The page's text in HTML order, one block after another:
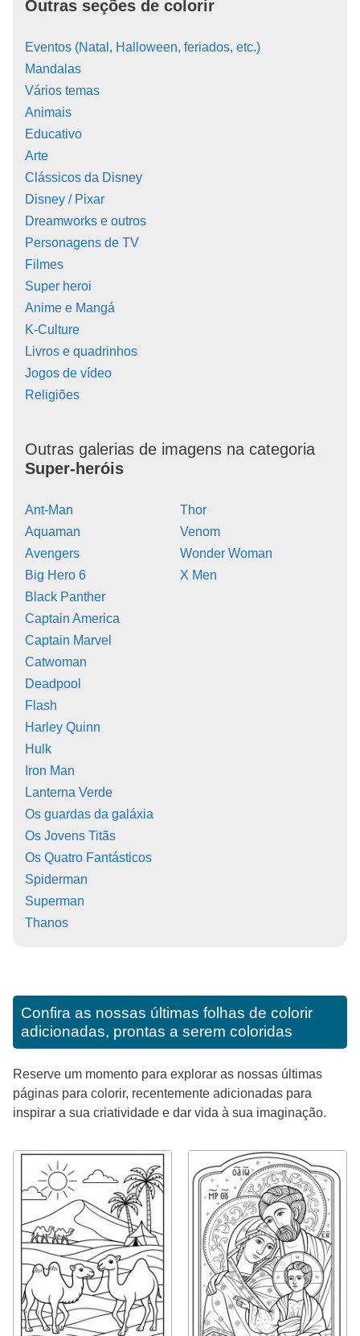
Outras seções de colorir
Eventos (Natal, Halloween, feriados, etc.)
Mandalas
Vários temas
Animais
Educativo
Arte
Clássicos da Disney
Disney / Pixar
Dreamworks e outros
Personagens de TV
Filmes
Super heroi
Anime e Mangá
K-Culture
Livros e quadrinhos
Jogos de vídeo
Religiões
Outras galerias de imagens na categoria
Super-heróis
Ant-Man
Aquaman
Avengers
Big Hero 6
Black Panther
Captain America
Captain Marvel
Catwoman
Deadpool
Flash
Harley Quinn
Hulk
Iron Man
Lanterna Verde
Os guardas da galáxia
Os Jovens Titãs
Os Quatro Fantásticos
Spiderman
Superman
Thanos
Thor
Venom
Wonder Woman
X Men
Confira as nossas últimas folhas de colorir
adicionadas, prontas a serem coloridas
Reserve um momento para explorar as nossas últimas
páginas para colorir, recentemente adicionadas para
inspirar a sua criatividade e dar vida à sua imaginação.